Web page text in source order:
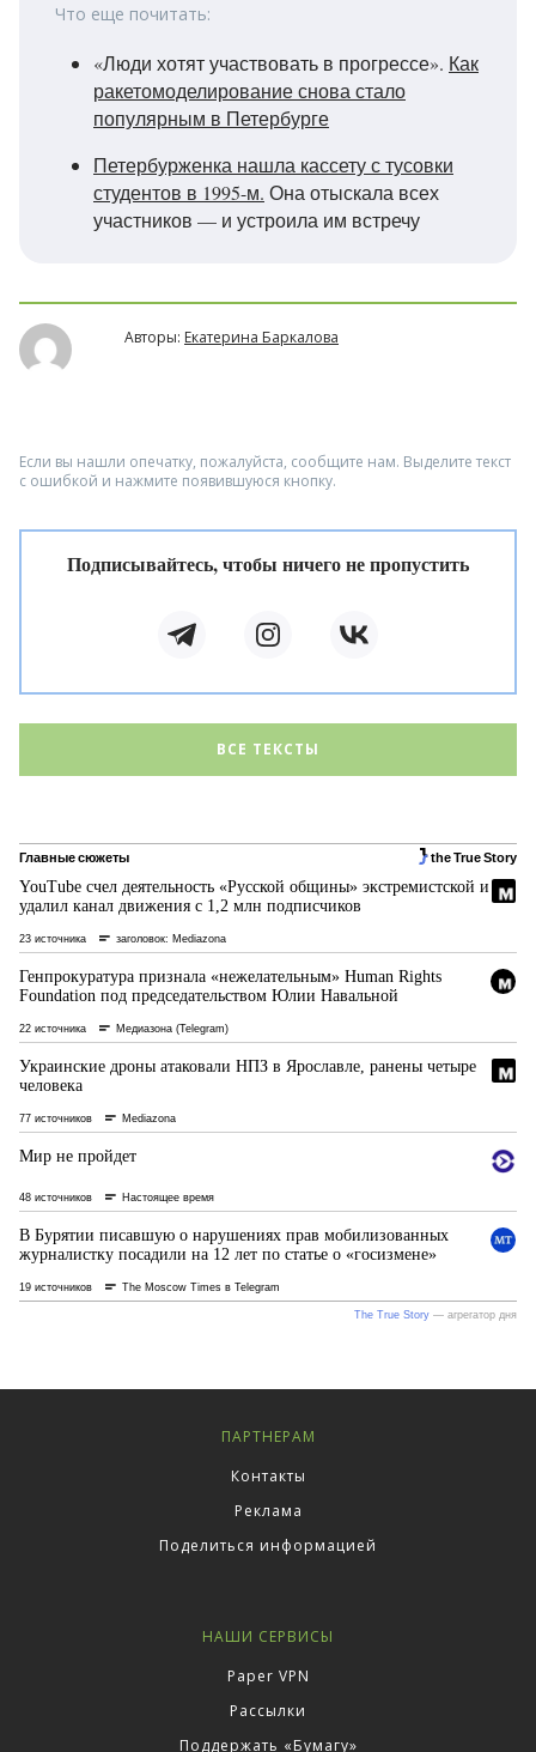
Что еще почитать:
«Люди хотят участвовать в прогрессе». Как
ракетомоделирование снова стало
популярным в Петербурге
Петербурженка нашла кассету с тусовки
студентов в 1995-м. Она отыскала всех
участников — и устроила им встречу
Авторы: Екатерина Баркалова
Если вы нашли опечатку, пожалуйста, сообщите нам. Выделите текст
с ошибкой и нажмите появившуюся кнопку.
Подписывайтесь, чтобы ничего не пропустить
ВСЕ ТЕКСТЫ
ПАРТНЕРАМ
Контакты
Реклама
Поделиться информацией
НАШИ СЕРВИСЫ
Paper VPN
Рассылки
Поддержать «Бумагу»